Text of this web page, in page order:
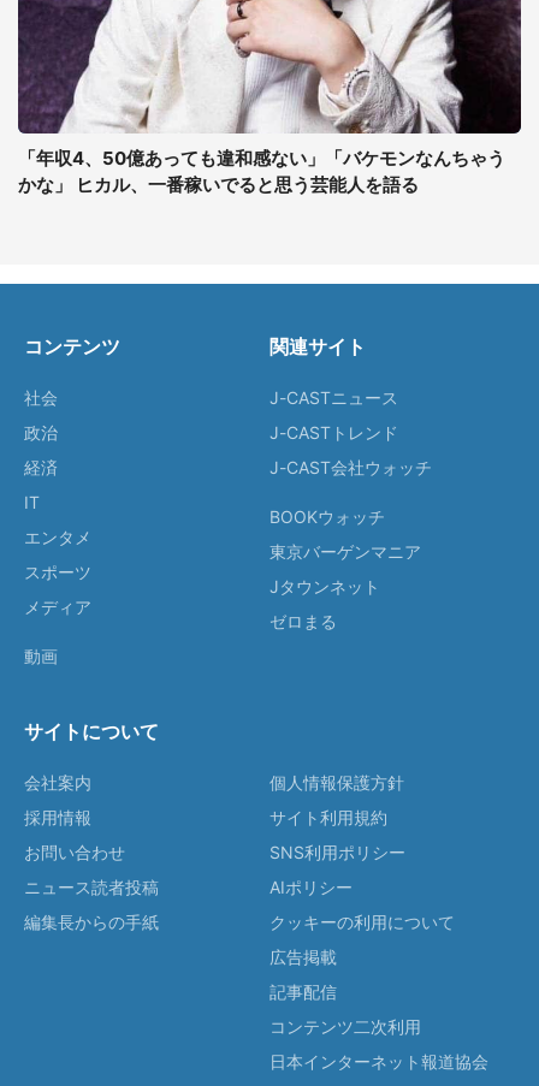
「年収4、50億あっても違和感ない」「バケモンなんちゃう
かな」 ヒカル、一番稼いでると思う芸能人を語る
コンテンツ
社会
政治
経済
IT
エンタメ
スポーツ
メディア
動画
関連サイト
J-CASTニュース
J-CASTトレンド
J-CAST会社ウォッチ
BOOKウォッチ
東京バーゲンマニア
Jタウンネット
ゼロまる
サイトについて
会社案内
採用情報
お問い合わせ
ニュース読者投稿
編集長からの手紙
個人情報保護方針
サイト利用規約
SNS利用ポリシー
AIポリシー
クッキーの利用について
広告掲載
記事配信
コンテンツ二次利用
日本インターネット報道協会